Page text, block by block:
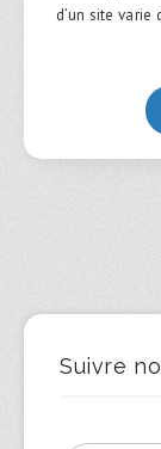
d’un site varie
Suivre